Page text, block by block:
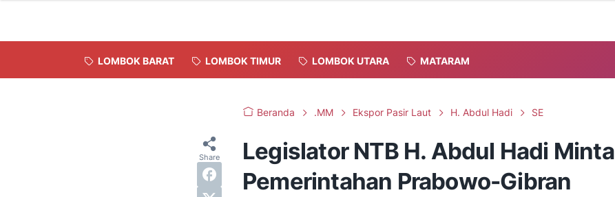
LOMBOK BARAT LOMBOK TIMUR LOMBOK UTARA MATARAM
Beranda .MM Ekspor Pasir Laut H. Abdul Hadi SE
Legislator NTB H. Abdul Hadi Minta
Pemerintahan Prabowo-Gibran